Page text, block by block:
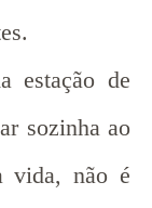
estação de
sozinha ao
vida, não é